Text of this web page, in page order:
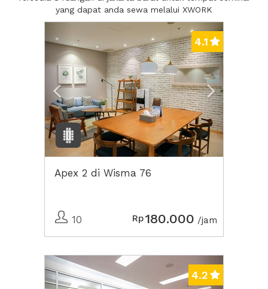
yang dapat anda sewa melalui XWORK
Next2
4.1
Apex 2 di Wisma 76
10 Rp180.000 /jam
Previous Next2
4.2